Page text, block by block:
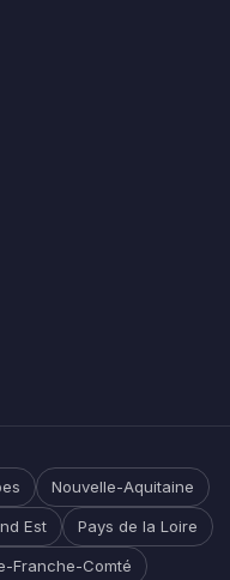
Nouvelle-Aquitaine
Est Pays de la Loire
Franche-Comté